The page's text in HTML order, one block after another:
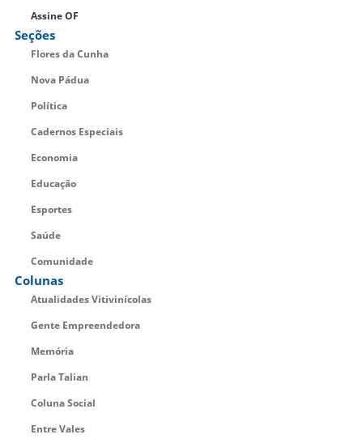
Assine OF
Seções
Flores da Cunha
Nova Pádua
Política
Cadernos Especiais
Economia
Educação
Esportes
Saúde
Comunidade
Colunas
Atualidades Vitivinícolas
Gente Empreendedora
Memória
Parla Talian
Coluna Social
Entre Vales